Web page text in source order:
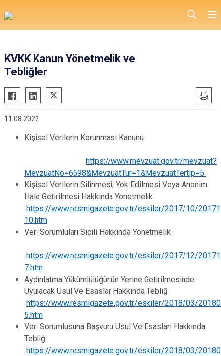
KVKK Kanun Yönetmelik ve
Tebliğler
11.08.2022
Kişisel Verilerin Korunması Kanunu
https://www.mevzuat.gov.tr/mevzuat?
MevzuatNo=6698&MevzuatTur=1&MevzuatTertip=5
Kişisel Verilerin Silinmesi, Yok Edilmesi Veya Anonim
Hale Getirilmesi Hakkında Yönetmelik
https://www.resmigazete.gov.tr/eskiler/2017/10/
10.htm
Veri Sorumluları Sicili Hakkında Yönetmelik
https://www.resmigazete.gov.tr/eskiler/2017/12/
7.htm
Aydınlatma Yükümlülüğünün Yerine Getirilmesinde
Uyulacak Usul Ve Esaslar Hakkında Tebliğ
https://www.resmigazete.gov.tr/eskiler/2018/03/
5.htm
Veri Sorumlusuna Başvuru Usul Ve Esasları Hakkında
Tebliğ
https://www.resmigazete.gov.tr/eskiler/2018/03/